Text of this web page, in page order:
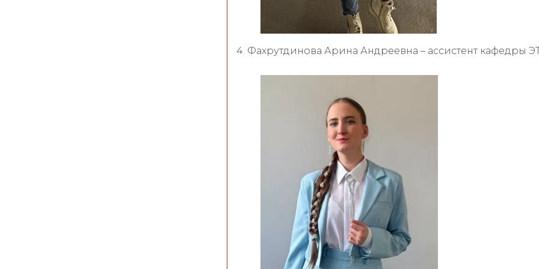
4. Фахрутдинова Арина Андреевна – ассистент кафедры